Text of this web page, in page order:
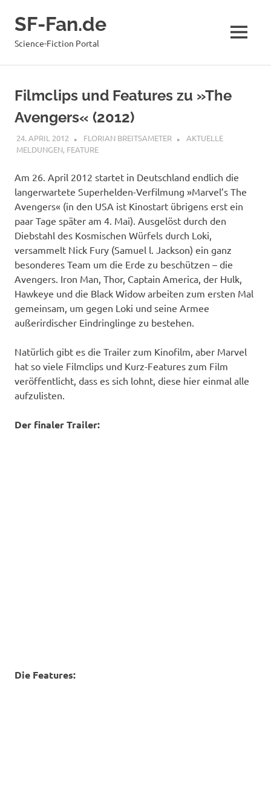
InhaltSF-Fan.de
Science-Fiction Portal MENÜ
Filmclips und Features zu »The
Avengers« (2012)
24. APRIL 2012 FLORIAN BREITSAMETER
AKTUELLE
MELDUNGEN, FEATURE
Am 26. April 2012 startet in Deutschland endlich die
langerwartete Superhelden-Verfilmung »Marvel’s The
Avengers« (in den USA ist Kinostart übrigens erst ein
paar Tage später am 4. Mai). Ausgelöst durch den
Diebstahl des Kosmischen Würfels durch Loki,
versammelt Nick Fury (Samuel l. Jackson) ein ganz
besonderes Team um die Erde zu beschützen – die
Avengers. Iron Man, Thor, Captain America, der Hulk,
Hawkeye und die Black Widow arbeiten zum ersten Mal
gemeinsam, um gegen Loki und seine Armee
außerirdischer Eindringlinge zu bestehen.
Natürlich gibt es die Trailer zum Kinofilm, aber Marvel
hat so viele Filmclips und Kurz-Features zum Film
veröffentlicht, dass es sich lohnt, diese hier einmal alle
aufzulisten.
Der finaler Trailer:
Die Features: